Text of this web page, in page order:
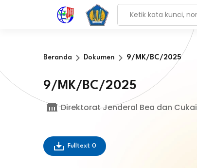
Beranda Dokumen 9/MK/BC/2025
9/MK/BC/2025
Direktorat Jenderal Bea dan Cukai
Fulltext 0